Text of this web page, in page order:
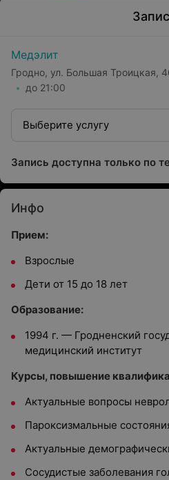
Медэлит
Гродно, ул. Большая Троицкая,
до 21:00
Выберите услугу
Запись доступна только по
Инфо
Прием:
Взрослые
Дети от 15 до 18 лет
Образование:
1994 г. — Гродненский
медицинский институт
Курсы, повышение
Актуальные вопросы
Пароксизмальные
Актуальные
Сосудистые заболевания